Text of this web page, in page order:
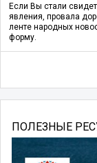
Если Вы стали
явления, провала
ленте народных
форму.
ПОЛЕЗНЫЕ